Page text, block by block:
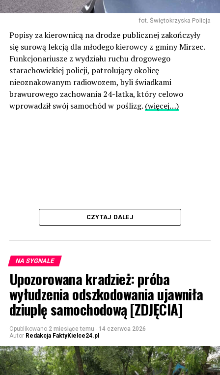
fot. Świętokrzyska Policja
Popisy za kierownicą na drodze publicznej zakończyły
się surową lekcją dla młodego kierowcy z gminy Mirzec.
Funkcjonariusze z wydziału ruchu drogowego
starachowickiej policji, patrolujący okolicę
nieoznakowanym radiowozem, byli świadkami
brawurowego zachowania 24-latka, który celowo
wprowadził swój samochód w poślizg. (więcej…)
CZYTAJ DALEJ
NA SYGNALE
Upozorowana kradzież: próba
wyłudzenia odszkodowania ujawniła
dziuplę samochodową [ZDJĘCIA]
Opublikowano 2 miesiące temu - 14 czerwca 2026
Autor Redakcja FaktyKielce24.pl